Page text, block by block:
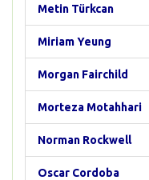
Metin Türkcan
Miriam Yeung
Morgan Fairchild
Morteza Motahhari
Norman Rockwell
Oscar Cordoba